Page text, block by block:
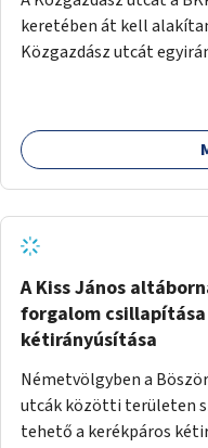
keretében át kell
Közgazdász utcát
kialakításával. A kettő
rendkívül
program és
Közgazdász utca -
A Kiss János
forgalom
kétirányúsítása
Németvölgyben a
utcák közötti területen
tehető a kerékpáros